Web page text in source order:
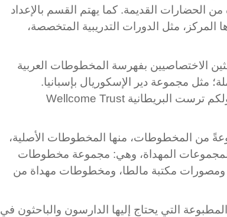
من الحضارات القديمة. كما يهتم القسم بالإعداد
المركز، مثل الدورات التدريبية المتخصصة،
الاختصاصيين بفهرسة المخطوطات العربية
مثل مجموعة دير الإسكوريال بإسبانيا.
واستعانت بهم مؤسسات علمية عالمية كبرى؛ مثل مؤسسة ولكم ترست البريطانية Wellcome Trust
من المخطوطات، منها المخطوطات الأصلية،
المجموعات المهداة، وهي: مجموعة مخطوطات
ومصورات مكتبة مالطا، ومخطوطات مهداة من
التي يحتاج إليها الدارسون والباحثون في